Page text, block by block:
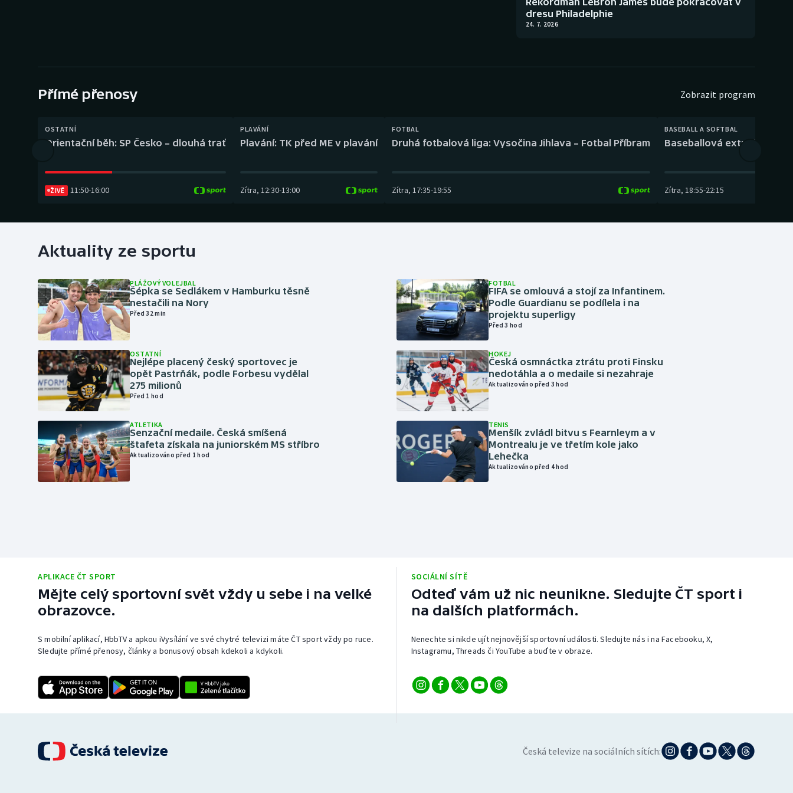
Gymnastika Plážový volejbal
dresu Philadelphie
24. 7. 2026
Přímé přenosy Zobrazit program
OSTATNÍ
Orientační běh: SP Česko – dlouhá trať
ŽIVĚ 11:50-16:00
PLAVÁNÍ
Plavání: TK před ME v plavání
Zítra, 12:30-13:00
FOTBAL
Druhá fotbalová liga: Vysočina Jihlava – Fotbal Příbram
Zítra, 17:35-19:55
BASEBALL A SOFTBAL
Baseballová extraliga:
Zítra, 18:55-22:15
Aktuality ze sportu
PLÁŽOVÝ VOLEJBAL
Šépka se Sedlákem v Hamburku těsně
nestačili na Nory
Před 32 min
OSTATNÍ
Nejlépe placený český sportovec je
opět Pastrňák, podle Forbesu vydělal
275 milionů
Před 1 hod
ATLETIKA
Senzační medaile. Česká smíšená
štafeta získala na juniorském MS stříbro
Aktualizováno před 1 hod
FOTBAL
FIFA se omlouvá a stojí za Infantinem.
Podle Guardianu se podílela i na
projektu superligy
Před 3 hod
HOKEJ
Česká osmnáctka ztrátu proti Finsku
nedotáhla a o medaile si nezahraje
Aktualizováno před 3 hod
TENIS
Menšík zvládl bitvu s Fearnleym a v
Montrealu je ve třetím kole jako
Lehečka
Aktualizováno před 4 hod
APLIKACE ČT SPORT
Mějte celý sportovní svět vždy u sebe i na velké
obrazovce.
S mobilní aplikací, HbbTV a apkou iVysílání ve své chytré televizi máte ČT sport vždy po ruce.
Sledujte přímé přenosy, články a bonusový obsah kdekoli a kdykoli.
SOCIÁLNÍ SÍTĚ
Odteď vám už nic neunikne. Sledujte ČT sport i
na dalších platformách.
Nenechte si nikde ujít nejnovější sportovní události. Sledujte nás i na Facebooku, X,
Instagramu, Threads či YouTube a buďte v obraze.
Česká televize na sociálních sítích: